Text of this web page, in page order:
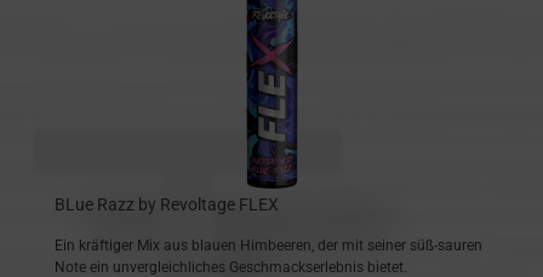
BLue Razz by Revoltage FLEX
Ein kräftiger Mix aus blauen Himbeeren, der mit seiner süß-sauren
Note ein unvergleichliches Geschmackserlebnis bietet.